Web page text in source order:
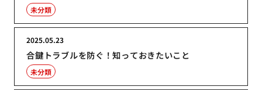
未分類
合鍵トラブルを防ぐ！知っておきたいこと
2025.05.23
未分類